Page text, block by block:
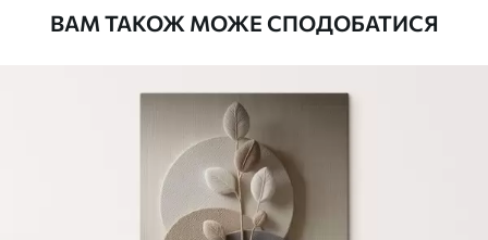
Яскраві, насичені кольори
Стійкість до вицвітання
Безпечне чорнило без запаху
Поверхня з текстурою полотна
Екологічний матеріал
ВАМ ТАКОЖ МОЖЕ СПОДОБАТИСЯ